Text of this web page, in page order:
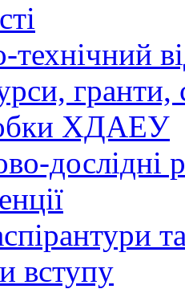
технічний
гранти,
ХДАЕУ
дослідні
вступу